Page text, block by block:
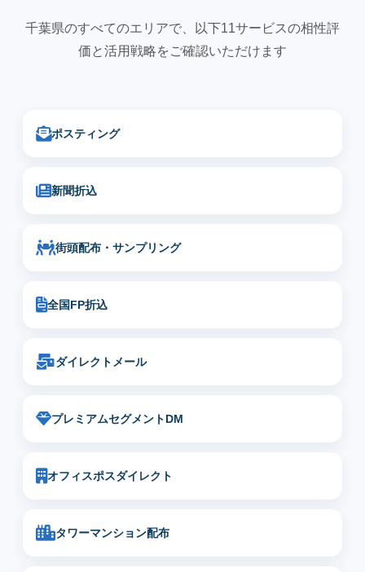
千葉県のすべてのエリアで、以下11サービスの相性評
価と活用戦略をご確認いただけます
ポスティング
新聞折込
街頭配布・サンプリング
全国FP折込
ダイレクトメール
プレミアムセグメントDM
オフィスポスダイレクト
タワーマンション配布